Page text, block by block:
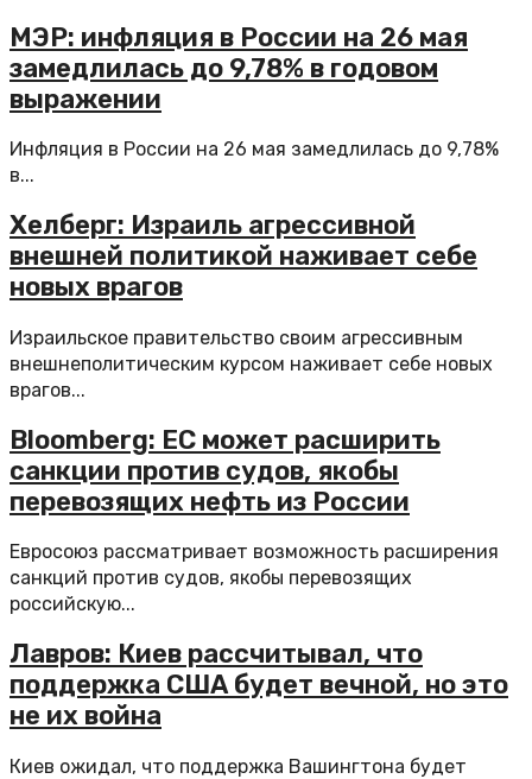
МЭР: инфляция в России на 26 мая
замедлилась до 9,78% в годовом
выражении
Инфляция в России на 26 мая замедлилась до 9,78%
в...
Хелберг: Израиль агрессивной
внешней политикой наживает себе
новых врагов
Израильское правительство своим агрессивным
внешнеполитическим курсом наживает себе новых
врагов...
Bloomberg: ЕС может расширить
санкции против судов, якобы
перевозящих нефть из России
Евросоюз рассматривает возможность расширения
санкций против судов, якобы перевозящих
российскую...
Лавров: Киев рассчитывал, что
поддержка США будет вечной, но это
не их война
Киев ожидал, что поддержка Вашингтона будет